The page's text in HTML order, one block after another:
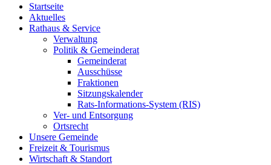
Startseite
Aktuelles
Rathaus & Service
Verwaltung
Politik & Gemeinderat
Gemeinderat
Ausschüsse
Fraktionen
Sitzungskalender
Rats-Informations-System (RIS)
Ver- und Entsorgung
Ortsrecht
Unsere Gemeinde
Freizeit & Tourismus
Wirtschaft & Standort